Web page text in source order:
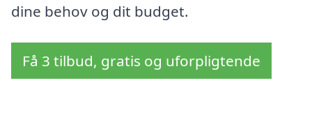
dine behov og dit budget.
Få 3 tilbud, gratis og uforpligtende